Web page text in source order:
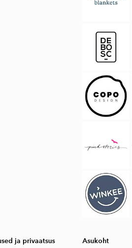
ja privaatsus Asukoht